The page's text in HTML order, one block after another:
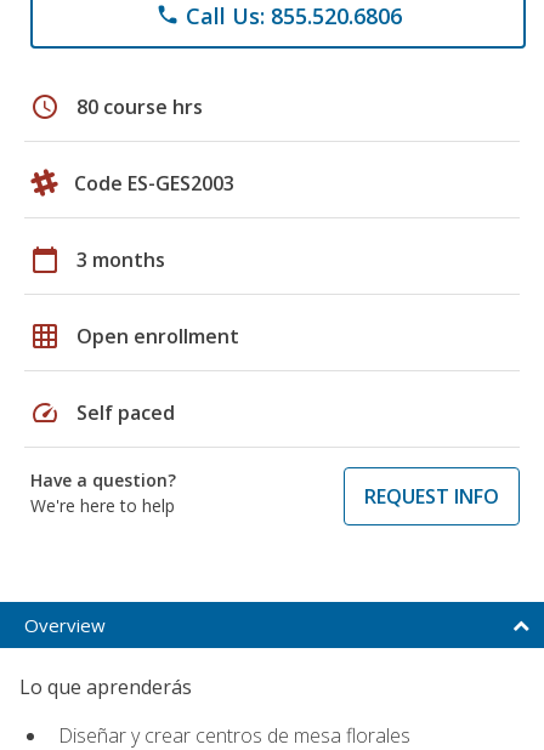
phone Call Us: 855.520.6806
schedule 80 course hrs
Code ES-GES2003
calendar_today 3 months
grid_on Open enrollment
speed Self paced
Have a question?
We're here to help
REQUEST INFO
Overview
Lo que aprenderás
Diseñar y crear centros de mesa florales